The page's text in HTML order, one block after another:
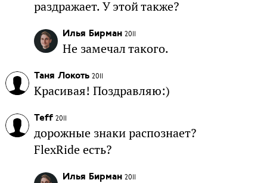
раздражает. У этой также?
Илья Бирман 2011
Не замечал такого.
Таня Локоть 2011
Красивая! Поздравляю:)
Teff 2011
дорожные знаки распознает?
FlexRide есть?
Илья Бирман 2011